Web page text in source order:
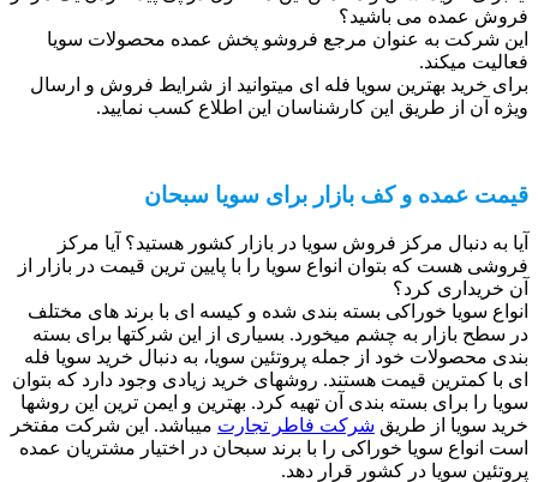
فروش عمده می باشید؟
این شرکت به عنوان مرجع فروشو پخش عمده محصولات سویا
فعالیت میکند.
برای خرید بهترین سویا فله ای میتوانید از شرایط فروش و ارسال
ویژه آن از طریق این کارشناسان این اطلاع کسب نمایید.
قیمت عمده و کف بازار برای سویا سبحان
آیا به دنبال مرکز فروش سویا در بازار کشور هستید؟ آیا مرکز
فروشی هست که بتوان انواع سویا را با پایین ترین قیمت در بازار از
آن خریداری کرد؟
انواع سویا خوراکی بسته بندی شده و کیسه ای با برند های مختلف
در سطح بازار به چشم میخورد. بسیاری از این شرکتها برای بسته
بندی محصولات خود از جمله پروتئین سویا، به دنبال خرید سویا فله
ای با کمترین قیمت هستند. روشهای خرید زیادی وجود دارد که بتوان
سویا را برای بسته بندی آن تهیه کرد. بهترین و ایمن ترین این روشها
خرید سویا از طریق شرکت فاطر تجارت میباشد. این شرکت مفتخر
است انواع سویا خوراکی را با برند سبحان در اختیار مشتریان عمده
پروتئین سویا در کشور قرار دهد.